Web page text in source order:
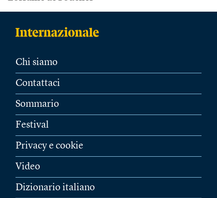
Chi siamo
Contattaci
Sommario
Festival
Privacy e cookie
Video
Dizionario italiano